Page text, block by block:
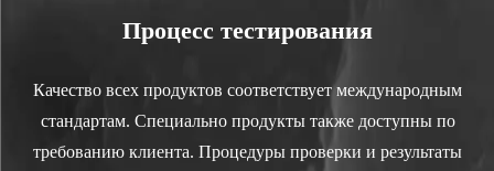
Процесс тестирования
Качество всех продуктов соответствует международным
стандартам. Специально продукты также доступны по
требованию клиента. Процедуры проверки и результаты